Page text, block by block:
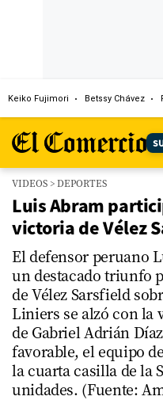
Keiko Fujimori Betssy Chávez
VIDEOS >DEPORTES
Luis Abram
victoria de Vélez
El defensor peruano
un destacado triunfo
de Vélez Sarsfield
Liniers se alzó con la
de Gabriel Adrián
favorable, el equipo
la cuarta casilla de la
unidades. (Fuente: